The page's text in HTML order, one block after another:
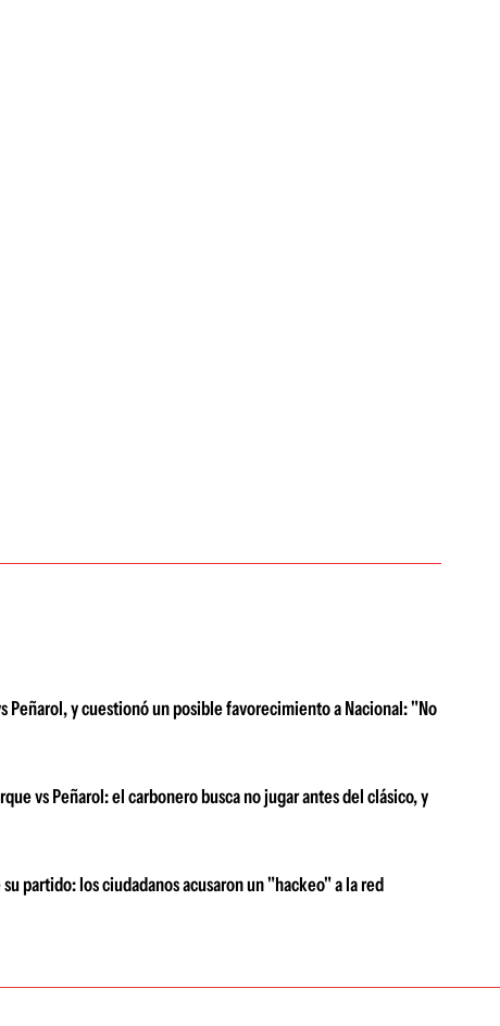
y cuestionó un posible favorecimiento a Nacional: "No
vs Peñarol: el carbonero busca no jugar antes del clásico, y
partido: los ciudadanos acusaron un "hackeo" a la red